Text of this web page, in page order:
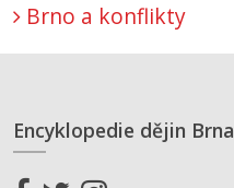
Brno a konflikty
Encyklopedie dějin Brna